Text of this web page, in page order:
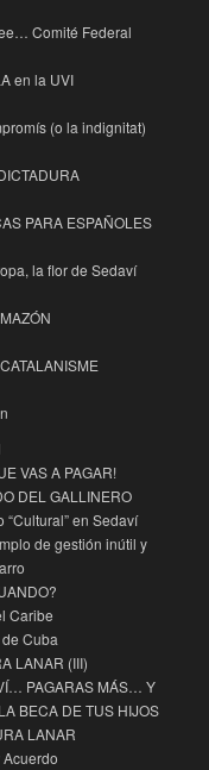
Comité Federal
en la UVI
(o la indignitat)
PARA ESPAÑOLES
la flor de Sedaví
VAS A PAGAR!
DEL GALLINERO
en Sedaví
de gestión inútil y
Caribe
de Cuba
LANAR (III)
PAGARAS MÁS… Y
BECA DE TUS HIJOS
LANAR